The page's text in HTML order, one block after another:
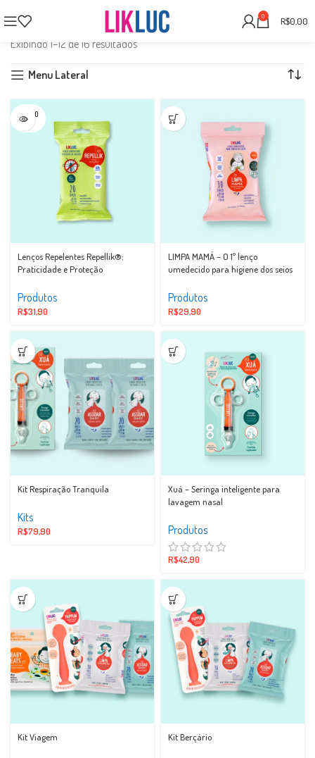
0 R$0,00
Entregas feitas no Brasil
Início
Classes de entrega do produto
Entrega Nacional
Exibindo 1–12 de 16 resultados
Menu Lateral
SOLD O
UT
Lenços Repelentes Repellik®:
Praticidade e Proteção
Produtos
R$31,90
LIMPA MAMÁ – O 1º lenço
umedecido para higiene dos seios
Produtos
R$29,90
Kit Respiração Tranquila
Kits
R$79,90
Xuá – Seringa inteligente para
lavagem nasal
Produtos
R$42,90
Kit Viagem Kit Berçário